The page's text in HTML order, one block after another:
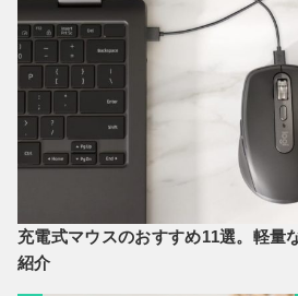
充電式マウスのおすすめ11選。軽量
紹介